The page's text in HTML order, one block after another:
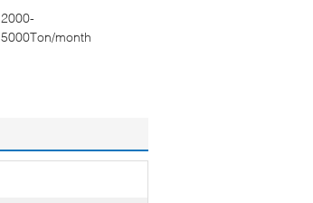
2000-
5000Ton/month